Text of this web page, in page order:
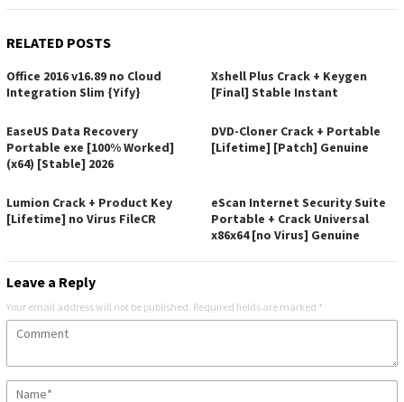
RELATED POSTS
Office 2016 v16.89 no Cloud
Integration Slim {Yify}
Xshell Plus Crack + Keygen
[Final] Stable Instant
EaseUS Data Recovery
Portable exe [100% Worked]
(x64) [Stable] 2026
DVD-Cloner Crack + Portable
[Lifetime] [Patch] Genuine
Lumion Crack + Product Key
[Lifetime] no Virus FileCR
eScan Internet Security Suite
Portable + Crack Universal
x86x64 [no Virus] Genuine
Leave a Reply
Your email address will not be published. Required fields are marked *